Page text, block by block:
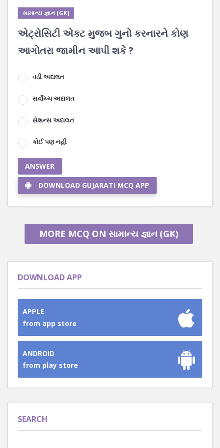
સામાન્ય જ્ઞાન (GK)
એટ્રોસિટી એક્ટ મુજબ ગુનો કરનારને કોણ
આગોતરા જામીન આપી શકે ?
વડી અદાલત
સર્વોચ્ચ અદાલત
સેશન્સ અદાલત
કોઈ પણ નહીં
ANSWER
DOWNLOAD GUJARATI MCQ APP
MORE MCQ ON સામાન્ય જ્ઞાન (GK)
DOWNLOAD APP
APPLE
from app store
ANDROID
from play store
SEARCH